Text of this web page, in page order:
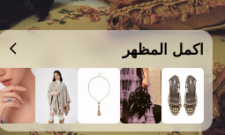
اكمل المظهر